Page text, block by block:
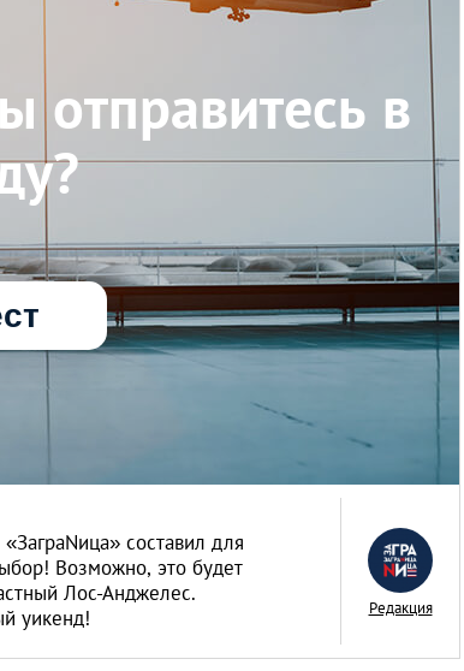
отправитесь в
составил для
Возможно, это будет
Лос-Анджелес.
уикенд!
Редакция